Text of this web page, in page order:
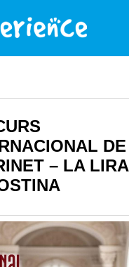
DE
– LA LIRA